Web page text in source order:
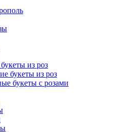
из роз
букеты из роз
букеты с розами